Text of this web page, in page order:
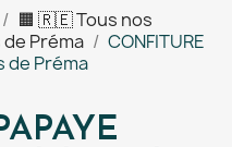
🟧 🇷🇪 Tous nos
de Préma
CONFITURE
de Préma